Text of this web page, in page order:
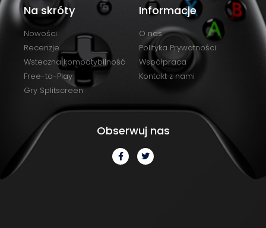
Na skróty
Nowości
Recenzje
Wsteczna kompatybilność
Free-to-Play
Gry Splitscreen
Informacje
O nas
Polityka Prywatności
Współpraca
Kontakt z nami
Obserwuj nas